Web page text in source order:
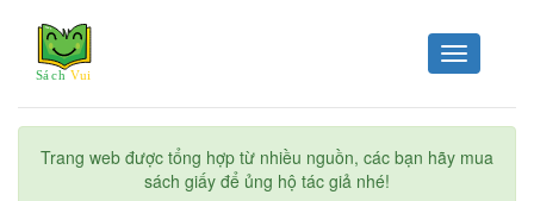
Toggle
navigation
Trang web được tổng hợp từ nhiều nguồn, các bạn hãy mua
sách giấy để ủng hộ tác giả nhé!